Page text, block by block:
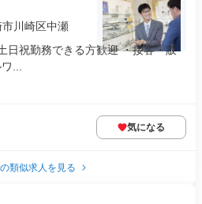
川崎区中瀬
日祝勤務できる方歓迎 ・接客・販
...
気になる
類似求人を見る